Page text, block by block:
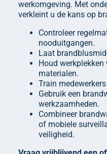
werkomgeving. Met
verkleint u de kans op
Controleer
nooduitgangen.
Laat
Houd
materialen.
Train
Gebruik een
werkzaamheden.
Combineer
of mobiele
veiligheid.